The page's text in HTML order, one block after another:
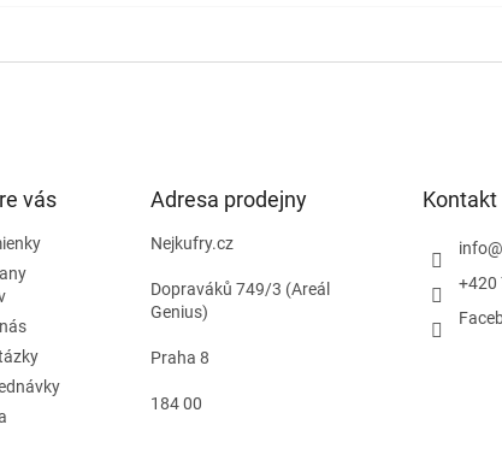
vás Adresa prodejny
Nejkufry.cz
Dopraváků 749/3 (Areál
Genius)
Praha 8
184 00
Kontakt
info@
+420